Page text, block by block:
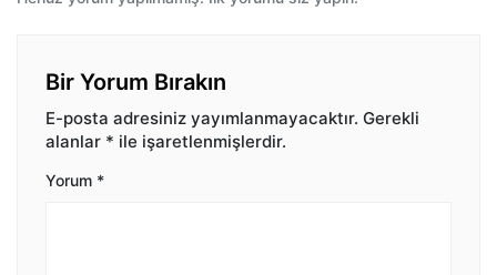
Bir Yorum Bırakın
E-posta adresiniz yayımlanmayacaktır. Gerekli
alanlar * ile işaretlenmişlerdir.
Yorum *